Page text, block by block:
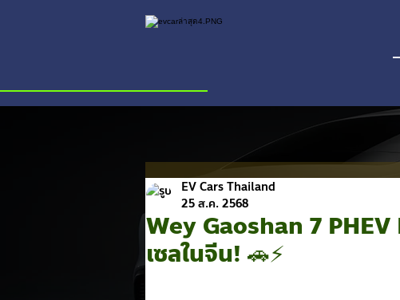
Wey Gaoshan 7 PHEV
เซลในจีน! 🚗⚡️
EV Cars Thailand
25 ส.ค. 2568